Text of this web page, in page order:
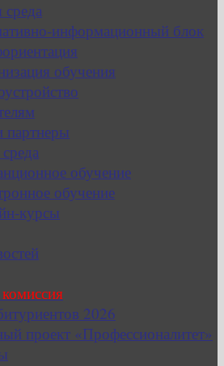
среда
информационный блок
обучения
обучение
обучение
курсы
2026
проект «Профессионалитет»